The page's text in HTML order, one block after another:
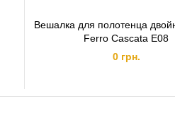
Вешалка для полотенца
Ferro Cascata E08
0 грн.